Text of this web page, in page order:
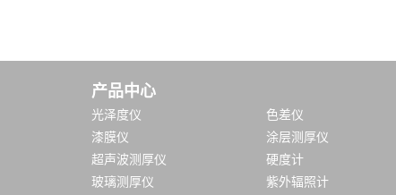
产品中心
光泽度仪
色差仪
漆膜仪
涂层测厚仪
超声波测厚仪
硬度计
玻璃测厚仪
紫外辐照计